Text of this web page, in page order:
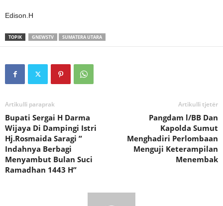
Edison.H
TOPIK GNEWSTV SUMATERA UTARA
Artikulli paraprak
Bupati Sergai H Darma
Wijaya Di Dampingi Istri
Hj.Rosmaida Saragi ”
Indahnya Berbagi
Menyambut Bulan Suci
Ramadhan 1443 H”
Artikulli tjetër
Pangdam l/BB Dan
Kapolda Sumut
Menghadiri Perlombaan
Menguji Keterampilan
Menembak